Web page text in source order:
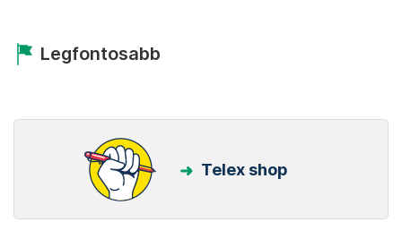
Legfontosabb
Telex shop